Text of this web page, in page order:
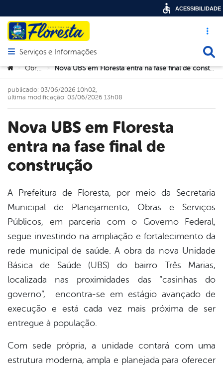
Acesso
Abrir menu principal de navegação
Serviços e Informações
Você está aqui:
> Obras > Nova UBS em Floresta entra na fase final de construção
Nova UBS em Floresta
entra na fase final de
construção
publicado: 03/06/2026 10h02,
última modificação: 03/06/2026 13h08
A Prefeitura de Floresta, por meio da Secretaria
Municipal de Planejamento, Obras e Serviços
Públicos, em parceria com o Governo Federal,
segue investindo na ampliação e fortalecimento da
rede municipal de saúde. A obra da nova Unidade
Básica de Saúde (UBS) do bairro Três Marias,
localizada nas proximidades das “casinhas do
governo”, encontra-se em estágio avançado de
execução e está cada vez mais próxima de ser
entregue à população.
Com sede própria, a unidade contará com uma
estrutura moderna, ampla e planejada para oferecer
ACESSIBILIDADE